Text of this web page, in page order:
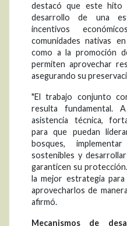
destacó que este hito
desarrollo de una
incentivos
comunidades nativas
como a la promoción
permiten aprovechar
asegurando su
"El trabajo conjunto
resulta fundamental.
asistencia técnica,
para que puedan
bosques,
sostenibles y
garanticen su
la mejor estrategia
aprovecharlos de
afirmó.
Mecanismos de